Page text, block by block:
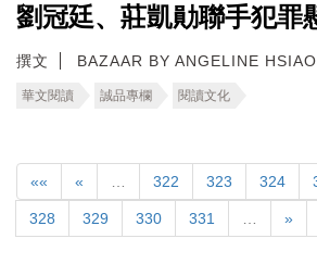
劉冠廷、莊凱勛聯手犯罪
撰文 BAZAAR BY ANGELINE
華文閱讀 誠品專欄 閱讀文化
«« « 322 323 324
328 329 330 331 »